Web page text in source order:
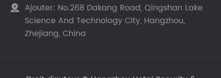
 Ajouter: No.268 Dakang Road, Qingshan Lake
Science And Technology City, Hangzhou,
Zhejiang, China